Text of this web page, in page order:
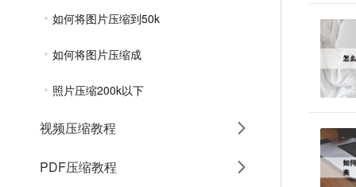
如何将图片压缩到50k
如何将图片压缩成
照片压缩200k以下
视频压缩教程
PDF压缩教程